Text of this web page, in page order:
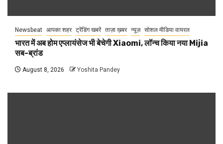
Newsbeat आपका शहर ट्रेंडिंग खबरें ताज़ा ख़बर न्यूज़ सोशल मीडिया वायरल
भारत में अब होम एप्लायंसेज भी बेचेगी Xiaomi, लॉन्च किया नया Mijia
सब-ब्रांड
August 8, 2026 Yoshita Pandey